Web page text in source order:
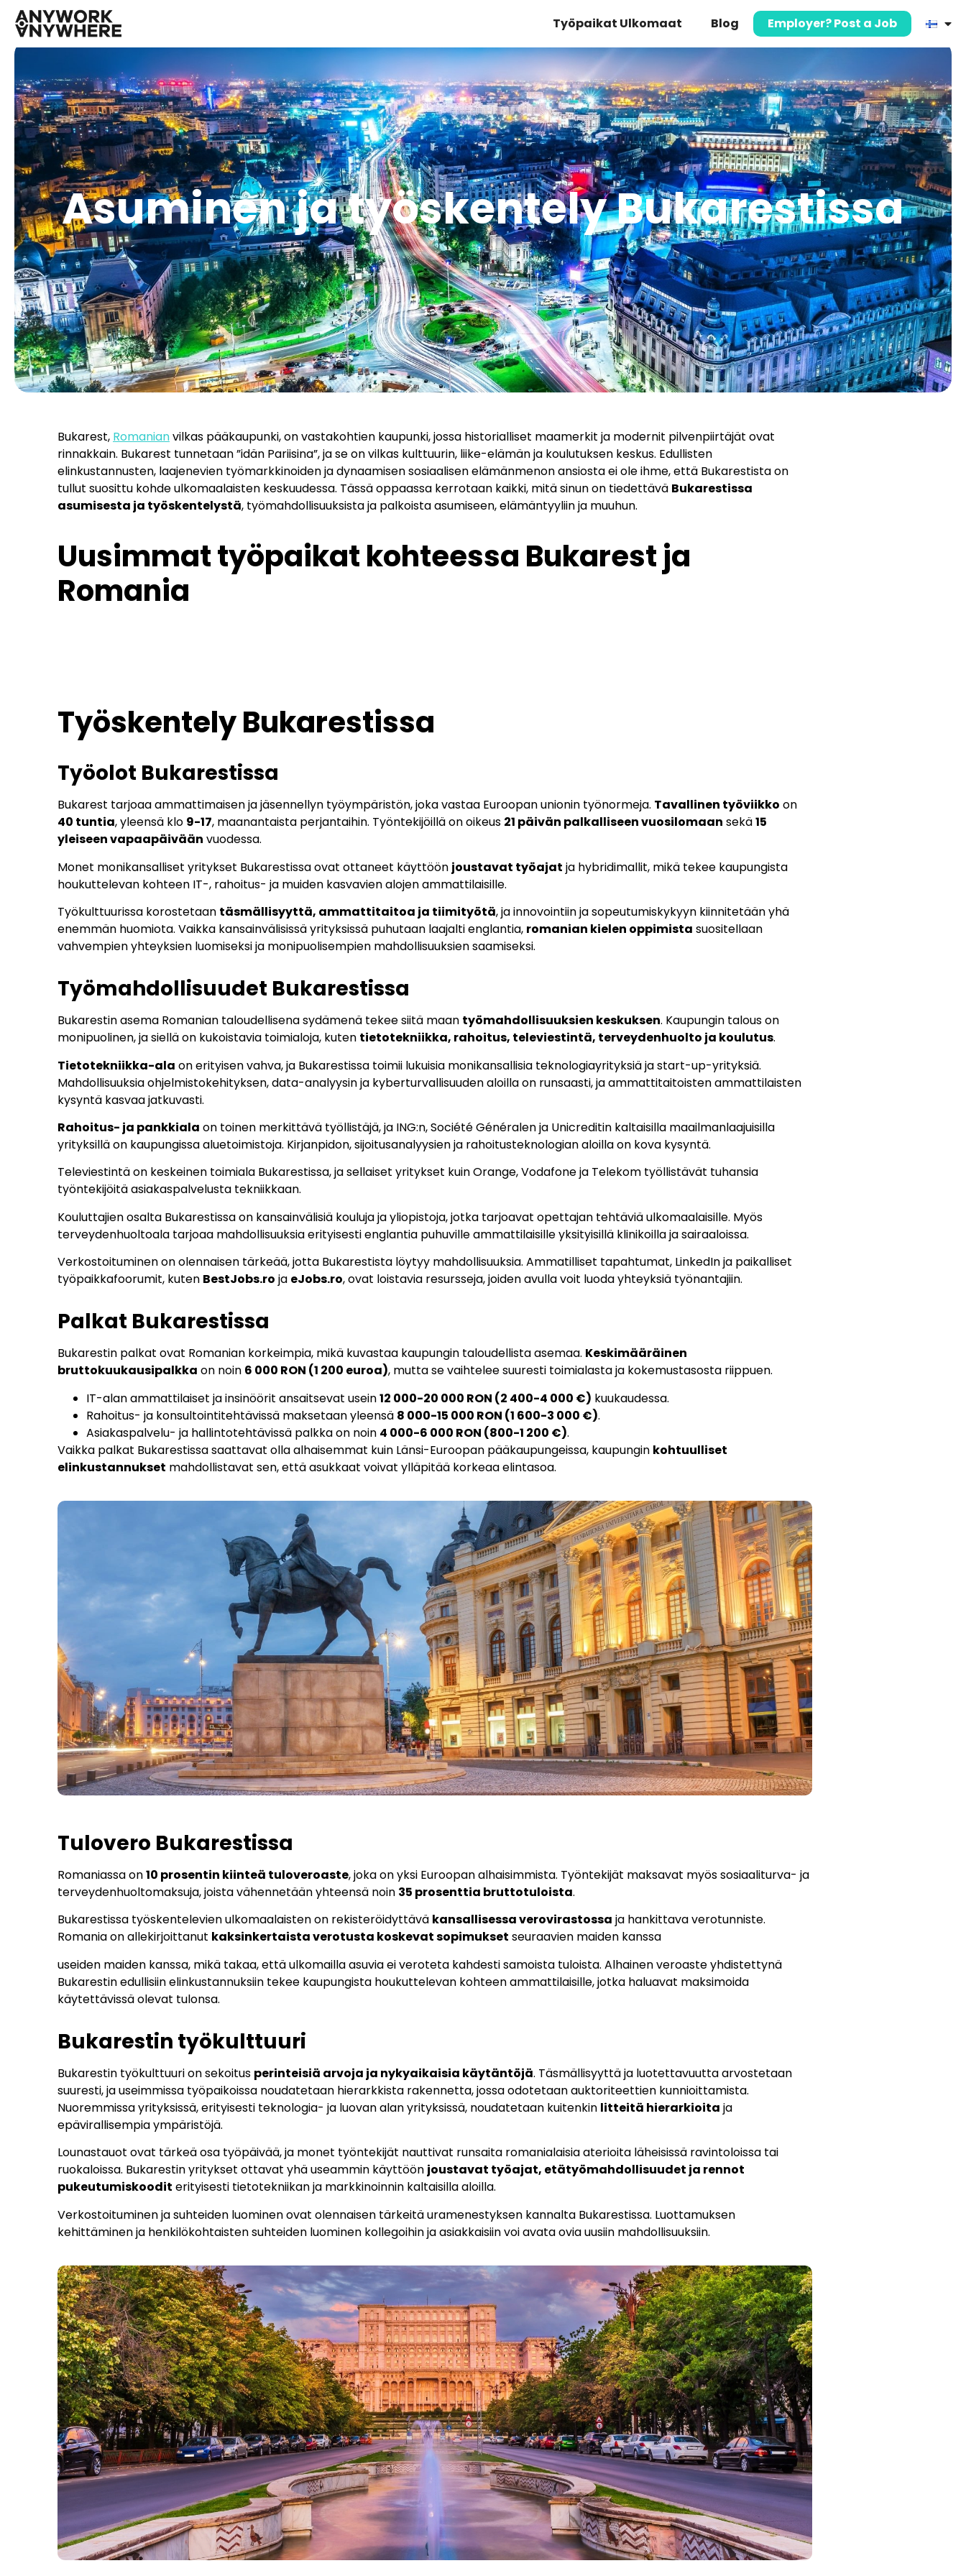
Työpaikat Ulkomaat Blog Employer? Post a Job
Asuminen ja työskentely Bukarestissa
Bukarest, Romanianvilkas pääkaupunki, on vastakohtien kaupunki, jossa historialliset maamerkit ja modernit pilvenpiirtäjät ovat
rinnakkain. Bukarest tunnetaan ”idän Pariisina”, ja se on vilkas kulttuurin, liike-elämän ja koulutuksen keskus. Edullisten
elinkustannusten, laajenevien työmarkkinoiden ja dynaamisen sosiaalisen elämänmenon ansiosta ei ole ihme, että Bukarestista on
tullut suosittu kohde ulkomaalaisten keskuudessa. Tässä oppaassa kerrotaan kaikki, mitä sinun on tiedettävä Bukarestissa
asumisesta ja työskentelystä, työmahdollisuuksista ja palkoista asumiseen, elämäntyyliin ja muuhun.
Uusimmat työpaikat kohteessa Bukarest ja
Romania
Työskentely Bukarestissa
Työolot Bukarestissa
Bukarest tarjoaa ammattimaisen ja jäsennellyn työympäristön, joka vastaa Euroopan unionin työnormeja. Tavallinen työviikko on
40 tuntia, yleensä klo 9-17, maanantaista perjantaihin. Työntekijöillä on oikeus 21 päivän palkalliseen vuosilomaan sekä15
yleiseen vapaapäivään vuodessa.
Monet monikansalliset yritykset Bukarestissa ovat ottaneet käyttöön joustavat työajat ja hybridimallit, mikä tekee kaupungista
houkuttelevan kohteen IT-, rahoitus- ja muiden kasvavien alojen ammattilaisille.
Työkulttuurissa korostetaan täsmällisyyttä, ammattitaitoa ja tiimityötä, ja innovointiin ja sopeutumiskykyyn kiinnitetään yhä
enemmän huomiota. Vaikka kansainvälisissä yrityksissä puhutaan laajalti englantia, romanian kielen oppimista suositellaan
vahvempien yhteyksien luomiseksi ja monipuolisempien mahdollisuuksien saamiseksi.
Työmahdollisuudet Bukarestissa
Bukarestin asema Romanian taloudellisena sydämenä tekee siitä maan työmahdollisuuksien keskuksen. Kaupungin talous on
monipuolinen, ja siellä on kukoistavia toimialoja, kuten tietotekniikka, rahoitus, televiestintä, terveydenhuolto ja koulutus.
Tietotekniikka-ala on erityisen vahva, ja Bukarestissa toimii lukuisia monikansallisia teknologiayrityksiä ja start-up-yrityksiä.
Mahdollisuuksia ohjelmistokehityksen, data-analyysin ja kyberturvallisuuden aloilla on runsaasti, ja ammattitaitoisten ammattilaisten
kysyntä kasvaa jatkuvasti.
Rahoitus- ja pankkiala on toinen merkittävä työllistäjä, ja ING:n, Société Généralen ja Unicreditin kaltaisilla maailmanlaajuisilla
yrityksillä on kaupungissa aluetoimistoja. Kirjanpidon, sijoitusanalyysien ja rahoitusteknologian aloilla on kova kysyntä.
Televiestintä on keskeinen toimiala Bukarestissa, ja sellaiset yritykset kuin Orange, Vodafone ja Telekom työllistävät tuhansia
työntekijöitä asiakaspalvelusta tekniikkaan.
Kouluttajien osalta Bukarestissa on kansainvälisiä kouluja ja yliopistoja, jotka tarjoavat opettajan tehtäviä ulkomaalaisille. Myös
terveydenhuoltoala tarjoaa mahdollisuuksia erityisesti englantia puhuville ammattilaisille yksityisillä klinikoilla ja sairaaloissa.
Verkostoituminen on olennaisen tärkeää, jotta Bukarestista löytyy mahdollisuuksia. Ammatilliset tapahtumat, LinkedIn ja paikalliset
työpaikkafoorumit, kuten BestJobs.ro ja eJobs.ro, ovat loistavia resursseja, joiden avulla voit luoda yhteyksiä työnantajiin.
Palkat Bukarestissa
Bukarestin palkat ovat Romanian korkeimpia, mikä kuvastaa kaupungin taloudellista asemaa. Keskimääräinen
bruttokuukausipalkka on noin 6 000 RON (1 200 euroa), mutta se vaihtelee suuresti toimialasta ja kokemustasosta riippuen.
IT-alan ammattilaiset ja insinöörit ansaitsevat usein12 000-20 000 RON (2 400-4 000 €) kuukaudessa.
Rahoitus- ja konsultointitehtävissä maksetaan yleensä 8 000-15 000 RON (1 600-3 000 €).
Asiakaspalvelu- ja hallintotehtävissä palkka on noin 4 000-6 000 RON (800-1 200 €).
Vaikka palkat Bukarestissa saattavat olla alhaisemmat kuin Länsi-Euroopan pääkaupungeissa, kaupungin kohtuulliset
elinkustannukset mahdollistavat sen, että asukkaat voivat ylläpitää korkeaa elintasoa.
Tulovero Bukarestissa
Romaniassa on10 prosentin kiinteä tuloveroaste, joka on yksi Euroopan alhaisimmista. Työntekijät maksavat myös sosiaaliturva- ja
terveydenhuoltomaksuja, joista vähennetään yhteensä noin 35 prosenttia bruttotuloista.
Bukarestissa työskentelevien ulkomaalaisten on rekisteröidyttävä kansallisessa verovirastossa ja hankittava verotunniste.
Romania on allekirjoittanut kaksinkertaista verotusta koskevat sopimukset seuraavien maiden kanssa
useiden maiden kanssa, mikä takaa, että ulkomailla asuvia ei veroteta kahdesti samoista tuloista. Alhainen veroaste yhdistettynä
Bukarestin edullisiin elinkustannuksiin tekee kaupungista houkuttelevan kohteen ammattilaisille, jotka haluavat maksimoida
käytettävissä olevat tulonsa.
Bukarestin työkulttuuri
Bukarestin työkulttuuri on sekoitus perinteisiä arvoja ja nykyaikaisia käytäntöjä. Täsmällisyyttä ja luotettavuutta arvostetaan
suuresti, ja useimmissa työpaikoissa noudatetaan hierarkkista rakennetta, jossa odotetaan auktoriteettien kunnioittamista.
Nuoremmissa yrityksissä, erityisesti teknologia- ja luovan alan yrityksissä, noudatetaan kuitenkin litteitä hierarkioita ja
epävirallisempia ympäristöjä.
Lounastauot ovat tärkeä osa työpäivää, ja monet työntekijät nauttivat runsaita romanialaisia aterioita läheisissä ravintoloissa tai
ruokaloissa. Bukarestin yritykset ottavat yhä useammin käyttöön joustavat työajat, etätyömahdollisuudet ja rennot
pukeutumiskoodit erityisesti tietotekniikan ja markkinoinnin kaltaisilla aloilla.
Verkostoituminen ja suhteiden luominen ovat olennaisen tärkeitä uramenestyksen kannalta Bukarestissa. Luottamuksen
kehittäminen ja henkilökohtaisten suhteiden luominen kollegoihin ja asiakkaisiin voi avata ovia uusiin mahdollisuuksiin.